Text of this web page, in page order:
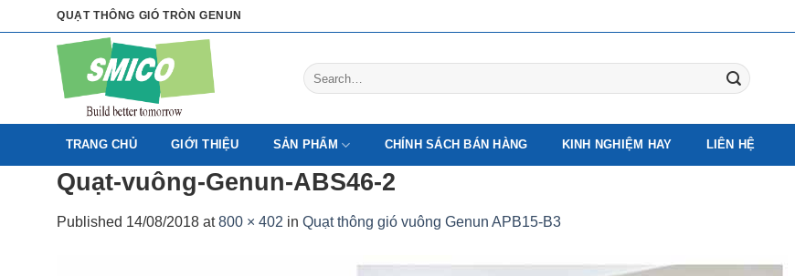
to
QUẠT THÔNG GIÓ TRÒN GENUN
Search
for:
TRANG CHỦ GIỚI THIỆU SẢN PHẨM CHÍNH SÁCH BÁN HÀNG KINH NGHIỆM HAY LIÊN HỆ
Quạt-vuông-Genun-ABS46-2
Published 14/08/2018 at800 × 402 in Quạt thông gió vuông Genun APB15-B3